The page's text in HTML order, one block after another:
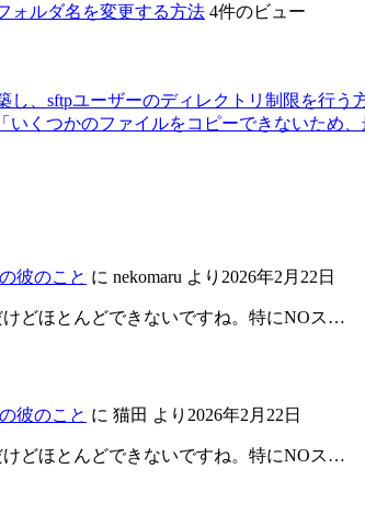
ォルダ名を変更する方法 4件のビュー
し、sftpユーザーのディレクトリ制限を行う
「いくつかのファイルをコピーできないた
彼のこと に nekomaru より 2026年2月22日
どほとんどできないですね。特にNOス…
彼のこと に 猫田 より 2026年2月22日
どほとんどできないですね。特にNOス…